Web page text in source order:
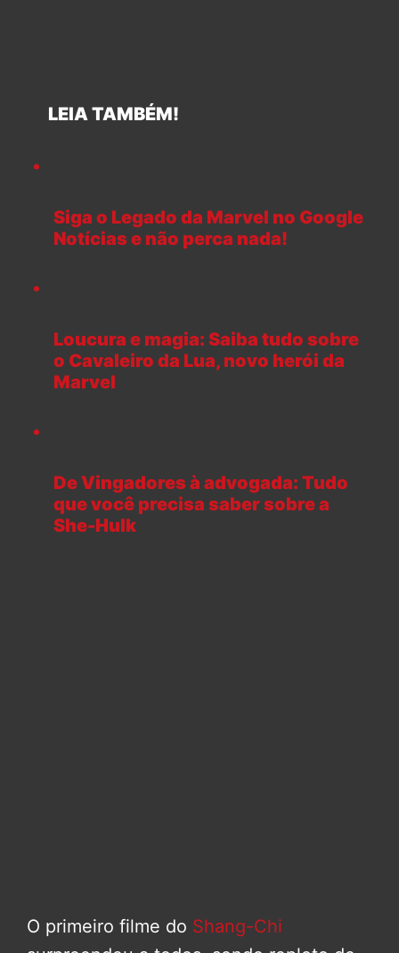
LEIA TAMBÉM!
Siga o Legado da Marvel no Google
Notícias e não perca nada!
Loucura e magia: Saiba tudo sobre
o Cavaleiro da Lua, novo herói da
Marvel
De Vingadores à advogada: Tudo
que você precisa saber sobre a
She-Hulk
O primeiro filme do Shang-Chi